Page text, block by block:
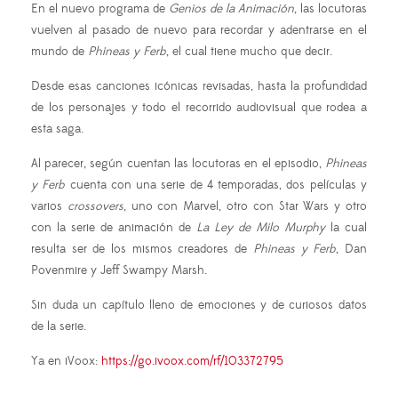
En el nuevo programa de Genios de la Animación, las locutoras
vuelven al pasado de nuevo para recordar y adentrarse en el
mundo de Phineas y Ferb, el cual tiene mucho que decir.
Desde esas canciones icónicas revisadas, hasta la profundidad
de los personajes y todo el recorrido audiovisual que rodea a
esta saga.
Al parecer, según cuentan las locutoras en el episodio, Phineas
y Ferb cuenta con una serie de 4 temporadas, dos películas y
varios crossovers, uno con Marvel, otro con Star Wars y otro
con la serie de animación de La Ley de Milo Murphyla cual
resulta ser de los mismos creadores de Phineas y Ferb, Dan
Povenmire y Jeff Swampy Marsh.
Sin duda un capítulo lleno de emociones y de curiosos datos
de la serie.
Ya en iVoox: https://go.ivoox.com/rf/103372795